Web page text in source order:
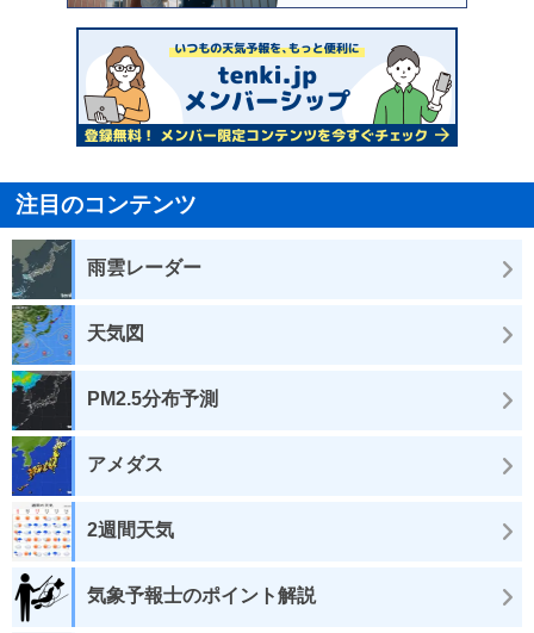
注目のコンテンツ
雨雲レーダー
天気図
PM2.5分布予測
アメダス
2週間天気
気象予報士のポイント解説